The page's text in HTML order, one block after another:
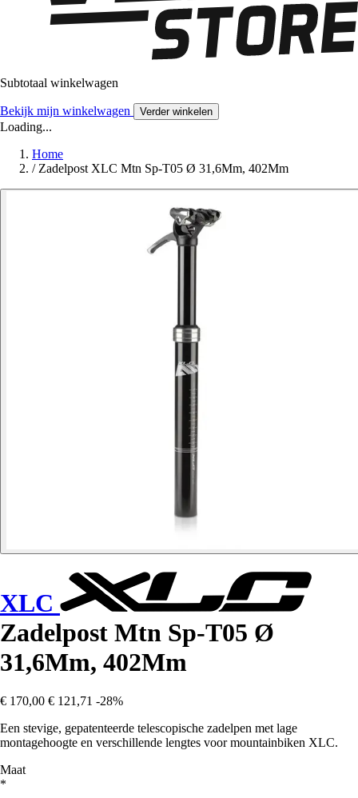
Subtotaal winkelwagen
Bekijk mijn winkelwagen Verder winkelen
Loading...
Home
/ Zadelpost XLC Mtn Sp-T05 Ø 31,6Mm, 402Mm
XLC
Zadelpost Mtn Sp-T05 Ø
31,6Mm, 402Mm
€ 170,00 € 121,71 -28%
Een stevige, gepatenteerde telescopische zadelpen met lage
montagehoogte en verschillende lengtes voor mountainbiken XLC.
Maat
*